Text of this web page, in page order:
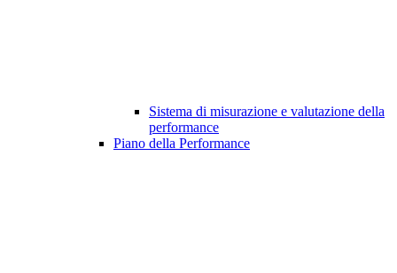
Sistema di misurazione e valutazione della
performance
Piano della Performance